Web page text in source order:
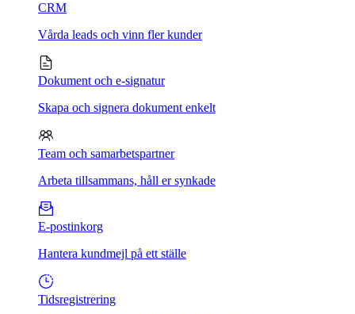
CRM
Vårda leads och vinn fler kunder
Dokument och e-signatur
Skapa och signera dokument enkelt
Team och samarbetspartner
Arbeta tillsammans, håll er synkade
E-postinkorg
Hantera kundmejl på ett ställe
Tidsregistrering